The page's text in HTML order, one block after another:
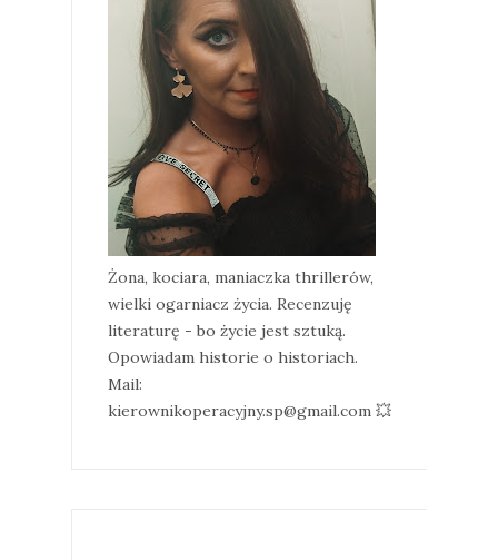
Żona, kociara, maniaczka thrillerów,
wielki ogarniacz życia. Recenzuję
literaturę - bo życie jest sztuką.
Opowiadam historie o historiach.
Mail:
kierownikoperacyjny.sp@gmail.com 💥